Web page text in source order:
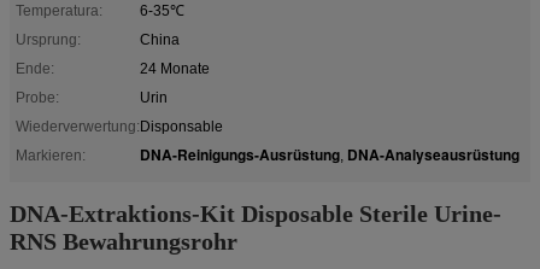
Temperatura:
6-35℃
Ursprung:
China
Ende:
24 Monate
Probe:
Urin
Wiederverwertung:Disponsable
Markieren:
DNA-Reinigungs-Ausrüstung, DNA-Analyseausrüstung
DNA-Extraktions-Kit Disposable Sterile Urine-
RNS Bewahrungsrohr